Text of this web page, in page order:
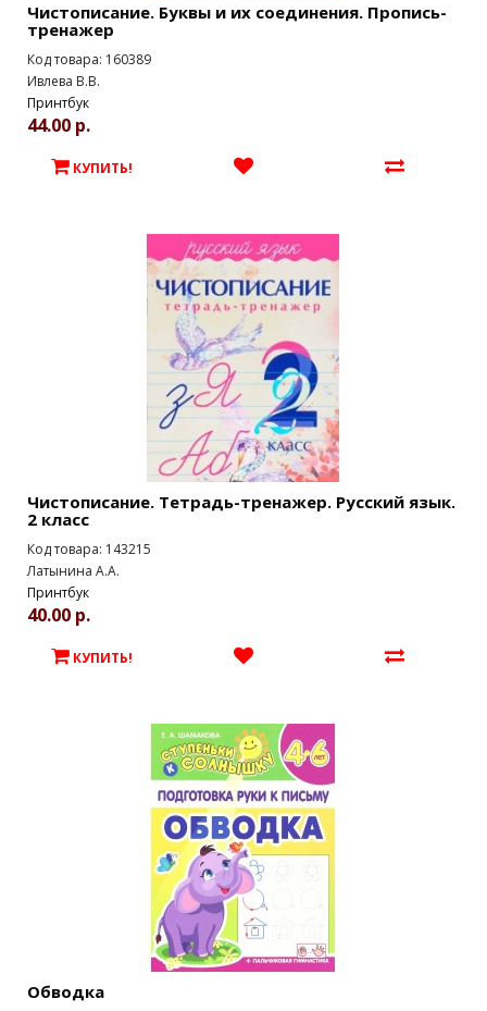
Чистописание. Буквы и их соединения. Пропись-
тренажер
Код товара: 160389
Ивлева В.В.
Принтбук
44.00 р.
КУПИТЬ!
Чистописание. Тетрадь-тренажер. Русский язык.
2 класс
Код товара: 143215
Латынина А.А.
Принтбук
40.00 р.
КУПИТЬ!
Обводка